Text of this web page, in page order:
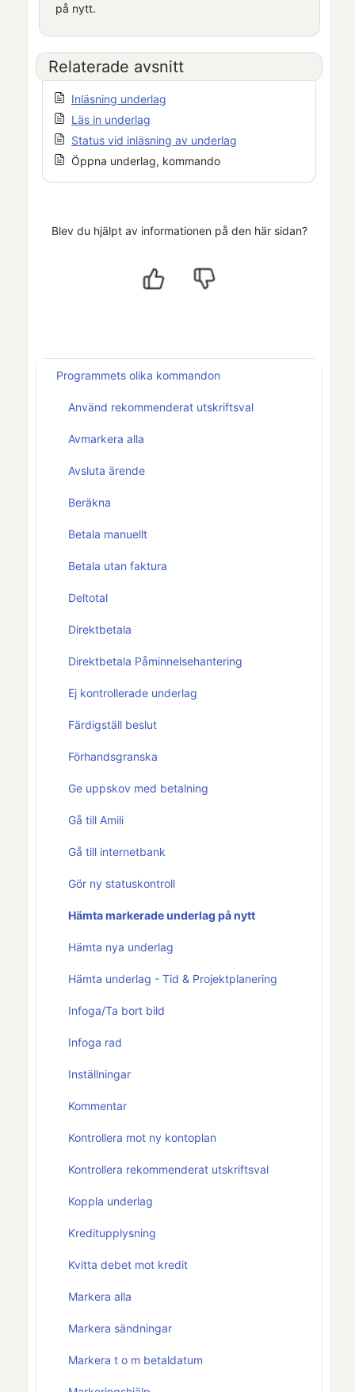
på nytt.
Relaterade avsnitt
Inläsning underlag
Läs in underlag
Status vid inläsning av underlag
Öppna underlag, kommando
Blev du hjälpt av informationen på den här sidan?
Programmets olika kommandon
Använd rekommenderat utskriftsval
Avmarkera alla
Avsluta ärende
Beräkna
Betala manuellt
Betala utan faktura
Deltotal
Direktbetala
Direktbetala Påminnelsehantering
Ej kontrollerade underlag
Färdigställ beslut
Förhandsgranska
Ge uppskov med betalning
Gå till Amili
Gå till internetbank
Gör ny statuskontroll
Hämta markerade underlag på nytt
Hämta nya underlag
Hämta underlag - Tid & Projektplanering
Infoga/Ta bort bild
Infoga rad
Inställningar
Kommentar
Kontrollera mot ny kontoplan
Kontrollera rekommenderat utskriftsval
Koppla underlag
Kreditupplysning
Kvitta debet mot kredit
Markera alla
Markera sändningar
Markera t o m betaldatum